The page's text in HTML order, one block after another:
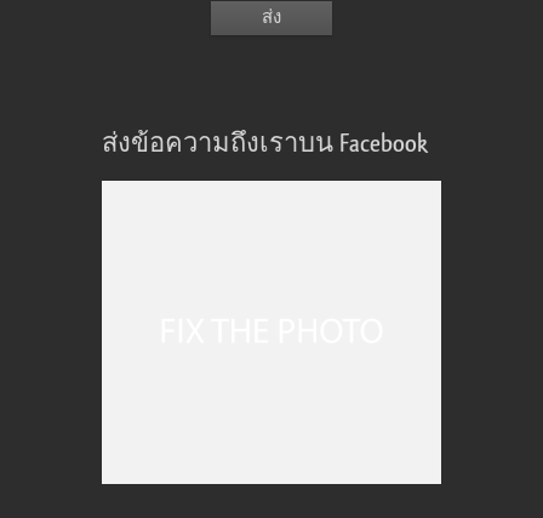
ส่งข้อความถึงเราบน Facebook